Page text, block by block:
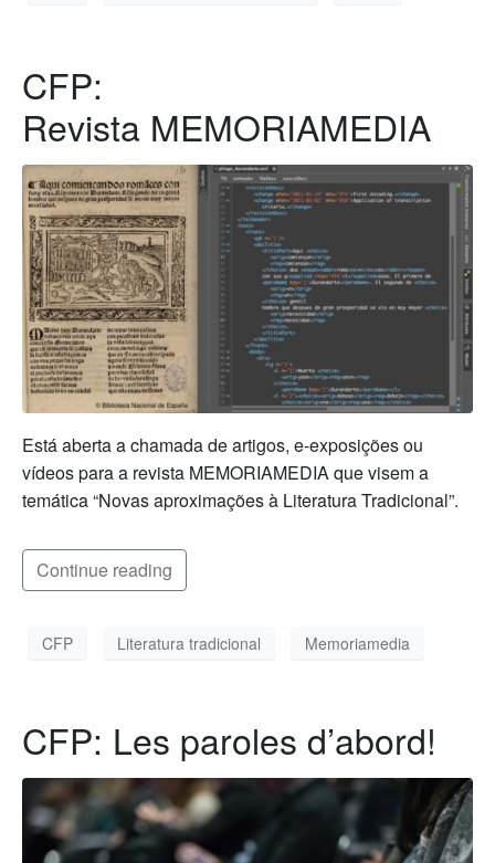
CFP:
Revista MEMORIAMEDIA
Está aberta a chamada de artigos, e-exposições ou
vídeos para a revista MEMORIAMEDIA que visem a
temática “Novas aproximações à Literatura Tradicional”.
Continue reading
CFP Literatura tradicional Memoriamedia
CFP: Les paroles d’abord!